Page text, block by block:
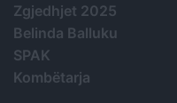
Zgjedhjet 2025
Belinda Balluku
SPAK
Kombëtarja